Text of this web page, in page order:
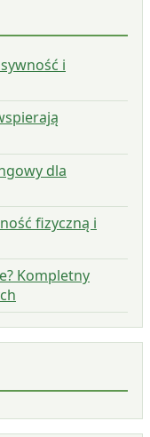
i
dla
fizyczną i
Kompletny